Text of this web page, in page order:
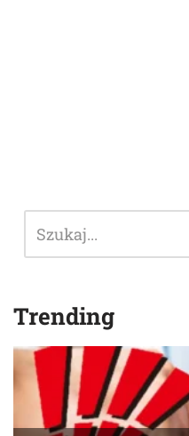
Trending